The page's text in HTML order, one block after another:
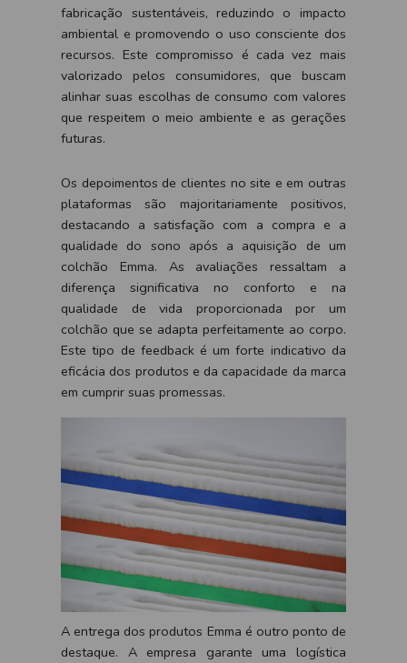
fabricação sustentáveis, reduzindo o impacto
ambiental e promovendo o uso consciente dos
recursos. Este compromisso é cada vez mais
valorizado pelos consumidores, que buscam
alinhar suas escolhas de consumo com valores
que respeitem o meio ambiente e as gerações
futuras.
Os depoimentos de clientes no site e em outras
plataformas são majoritariamente positivos,
destacando a satisfação com a compra e a
qualidade do sono após a aquisição de um
colchão Emma. As avaliações ressaltam a
diferença significativa no conforto e na
qualidade de vida proporcionada por um
colchão que se adapta perfeitamente ao corpo.
Este tipo de feedback é um forte indicativo da
eficácia dos produtos e da capacidade da marca
em cumprir suas promessas.
A entrega dos produtos Emma é outro ponto de
destaque. A empresa garante uma logística